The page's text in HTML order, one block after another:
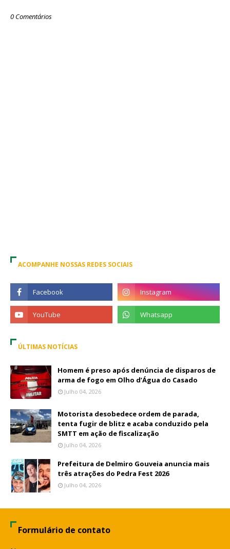
0 Comentários
ACOMPANHE NOSSAS REDES SOCIAIS
ÚLTIMAS NOTÍCIAS
Homem é preso após denúncia de disparos de
arma de fogo em Olho d’Água do Casado
Julho 04, 2026
Motorista desobedece ordem de parada,
tenta fugir de blitz e acaba conduzido pela
SMTT em ação de fiscalização
Julho 04, 2026
Prefeitura de Delmiro Gouveia anuncia mais
três atrações do Pedra Fest 2026
Julho 04, 2026
Formulário de contato